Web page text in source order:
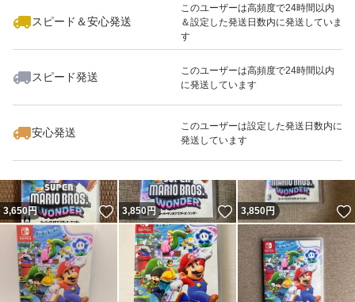
スピード＆安心発送
このユーザーは高頻度で24時間以内
＆設定した発送日数内に発送していま
す
スピード発送
このユーザーは高頻度で24時間以内
に発送しています
安心発送
このユーザーは設定した発送日数内に
発送しています
いいね！
3,699
3,650円 いいね！
3,850円 いいね！
3,850円